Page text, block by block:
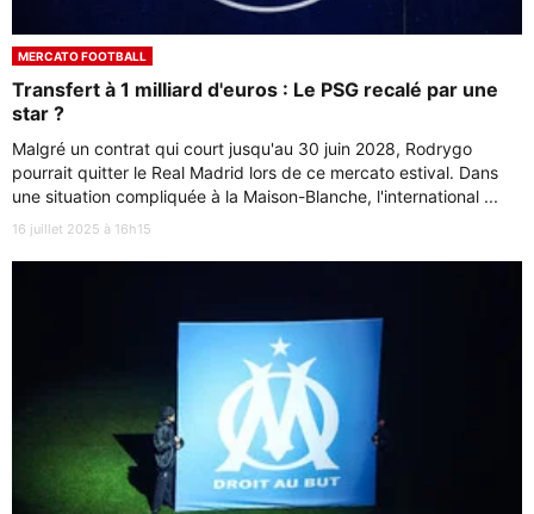
MERCATO FOOTBALL
Transfert à 1 milliard d'euros : Le PSG recalé par une
star ?
Malgré un contrat qui court jusqu'au 30 juin 2028, Rodrygo
pourrait quitter le Real Madrid lors de ce mercato estival. Dans
une situation compliquée à la Maison-Blanche, l'international ...
16 juillet 2025 à 16h15